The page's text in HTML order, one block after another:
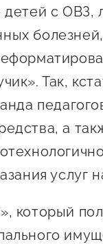
детей с
Так,
а
услуг
который